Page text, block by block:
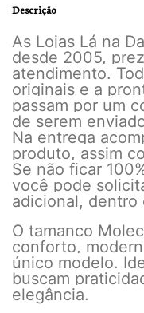
Descrição
As Lojas Lá na
desde 2005,
atendimento.
originais e a
passam por um
de serem
Na entrega
produto, assim
Se não ficar
você pode
adicional, dentro
O tamanco
conforto,
único modelo.
buscam
elegância.